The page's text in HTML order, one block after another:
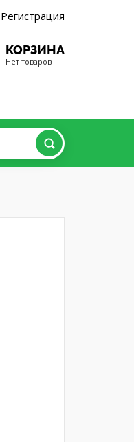
Регистрация
КОРЗИНА
Нет товаров